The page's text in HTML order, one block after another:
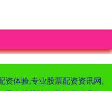
资体验,专业股票配资资讯网,